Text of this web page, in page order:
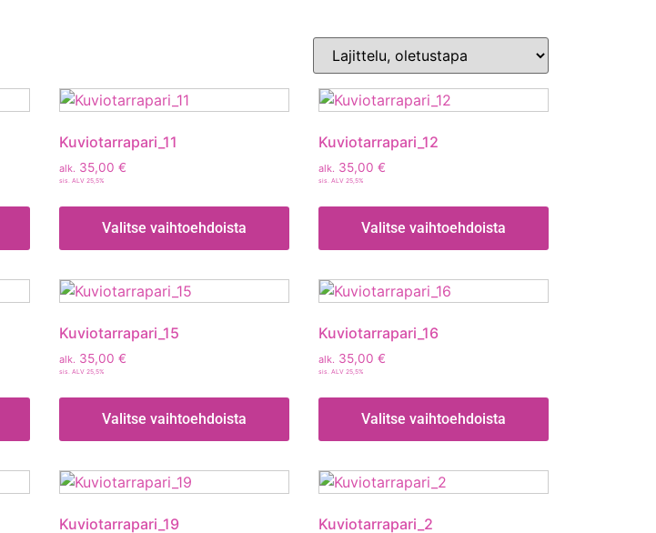
Kuviotarrapari_11
alk. 35,00 €
sis. ALV 25,5%
Valitse vaihtoehdoista
Kuviotarrapari_12
alk. 35,00 €
sis. ALV 25,5%
Valitse vaihtoehdoista
Kuviotarrapari_15
alk. 35,00 €
sis. ALV 25,5%
Valitse vaihtoehdoista
Kuviotarrapari_16
alk. 35,00 €
sis. ALV 25,5%
Valitse vaihtoehdoista
Kuviotarrapari_19 Kuviotarrapari_2